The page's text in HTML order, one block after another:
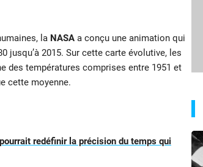
la NASAa conçu une animation qui
jusqu’à 2015. Sur cette carte évolutive, les
des températures comprises entre 1951 et
cette moyenne.
redéfinir la précision du temps qui